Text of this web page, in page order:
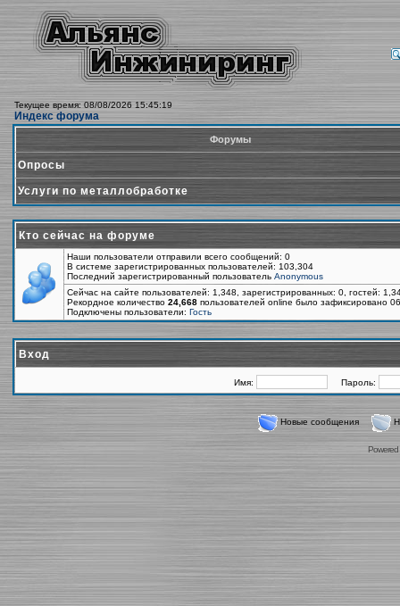
Текущее время: 08/08/2026 15:45:19
Индекс форума
Форумы
Опросы
Услуги по металлобработке
Кто сейчас на форуме
Наши пользователи отправили всего сообщений: 0
В системе зарегистрированных пользователей: 103,304
Последний зарегистрированный пользователь Anonymous
Сейчас на сайте пользователей: 1,348, зарегистрированных: 0, гостей:
Рекордное количество 24,668 пользователей online было зафиксировано
Подключены пользователи: Гость
Вход
Имя: Пароль:
Новые сообщения